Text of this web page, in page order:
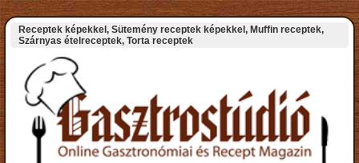
Receptek képekkel, Sütemény receptek képekkel, Muffin receptek,
Szárnyas ételreceptek, Torta receptek